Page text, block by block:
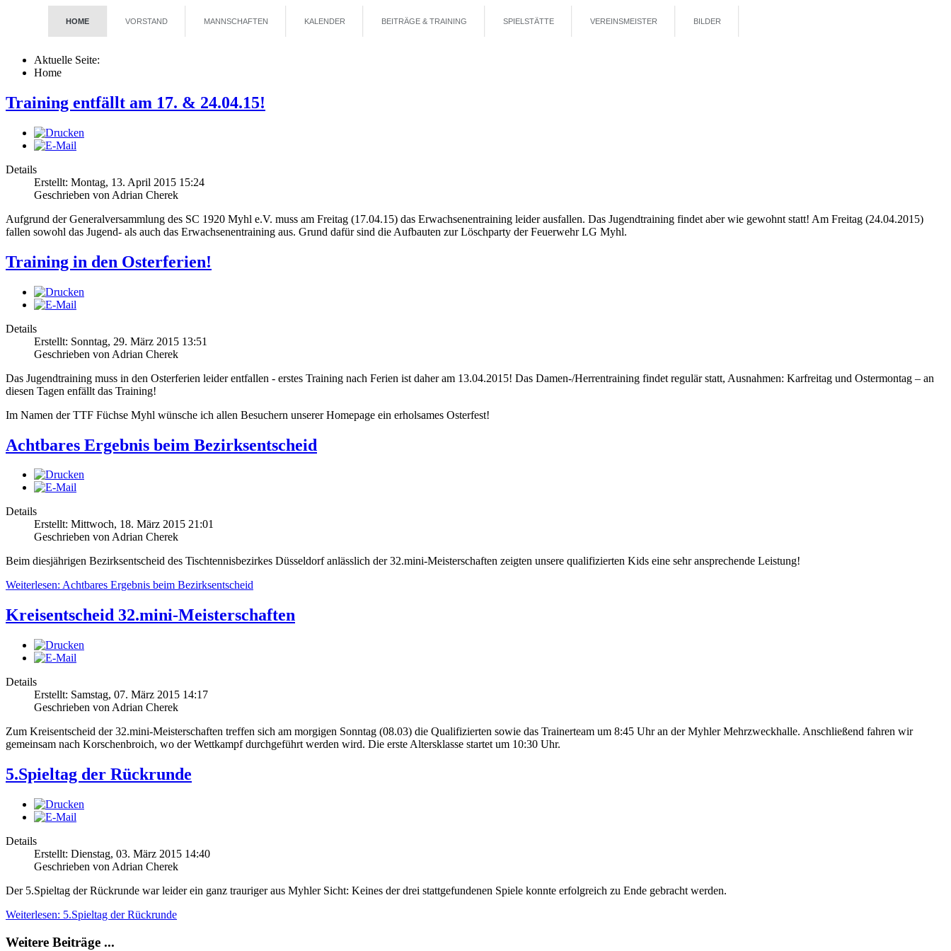
HOME VORSTAND MANNSCHAFTEN KALENDER BEITRÄGE & TRAINING SPIELSTÄTTE VEREINSMEISTER BILDER
Aktuelle Seite:
Home
Training entfällt am 17. & 24.04.15!
Details
Erstellt: Montag, 13. April 2015 15:24
Geschrieben von Adrian Cherek
Aufgrund der Generalversammlung des SC 1920 Myhl e.V. muss am Freitag (17.04.15) das Erwachsenentraining leider ausfallen. Das Jugendtraining findet aber wie gewohnt statt! Am Freitag (24.04.2015)
fallen sowohl das Jugend- als auch das Erwachsenentraining aus. Grund dafür sind die Aufbauten zur Löschparty der Feuerwehr LG Myhl.
Training in den Osterferien!
Details
Erstellt: Sonntag, 29. März 2015 13:51
Geschrieben von Adrian Cherek
Das Jugendtraining muss in den Osterferien leider entfallen - erstes Training nach Ferien ist daher am 13.04.2015! Das Damen-/Herrentraining findet regulär statt, Ausnahmen: Karfreitag und Ostermontag – an
diesen Tagen enfällt das Training!
Im Namen der TTF Füchse Myhl wünsche ich allen Besuchern unserer Homepage ein erholsames Osterfest!
Achtbares Ergebnis beim Bezirksentscheid
Details
Erstellt: Mittwoch, 18. März 2015 21:01
Geschrieben von Adrian Cherek
Beim diesjährigen Bezirksentscheid des Tischtennisbezirkes Düsseldorf anlässlich der 32.mini-Meisterschaften zeigten unsere qualifizierten Kids eine sehr ansprechende Leistung!
Weiterlesen: Achtbares Ergebnis beim Bezirksentscheid
Kreisentscheid 32.mini-Meisterschaften
Details
Erstellt: Samstag, 07. März 2015 14:17
Geschrieben von Adrian Cherek
Zum Kreisentscheid der 32.mini-Meisterschaften treffen sich am morgigen Sonntag (08.03) die Qualifizierten sowie das Trainerteam um 8:45 Uhr an der Myhler Mehrzweckhalle. Anschließend fahren wir
gemeinsam nach Korschenbroich, wo der Wettkampf durchgeführt werden wird. Die erste Altersklasse startet um 10:30 Uhr.
5.Spieltag der Rückrunde
Details
Erstellt: Dienstag, 03. März 2015 14:40
Geschrieben von Adrian Cherek
Der 5.Spieltag der Rückrunde war leider ein ganz trauriger aus Myhler Sicht: Keines der drei stattgefundenen Spiele konnte erfolgreich zu Ende gebracht werden.
Weiterlesen: 5.Spieltag der Rückrunde
Weitere Beiträge ...